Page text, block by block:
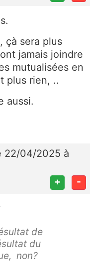
çà sera plus
jamais joindre
mutualisées en
plus rien, ..
aussi.
22/04/2025 à
+ -
de
du
non?